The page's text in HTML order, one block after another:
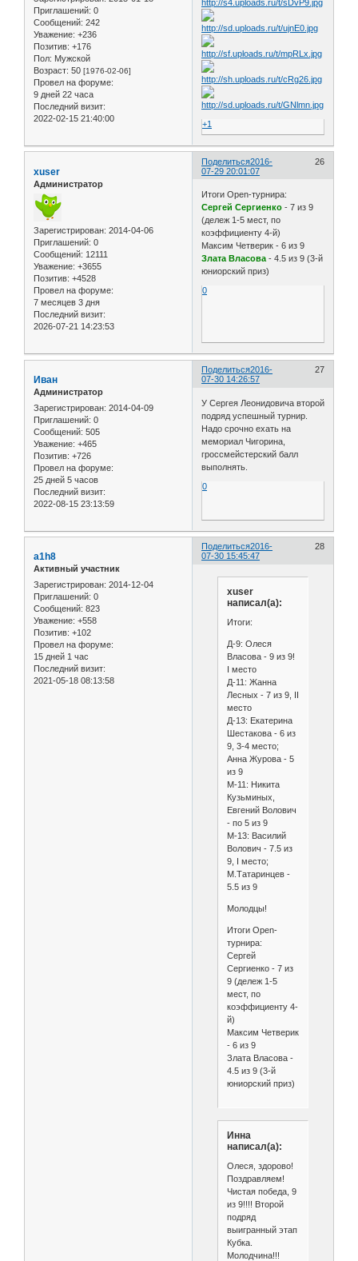
Приглашений: 0
Сообщений: 242
Уважение: +236
Позитив: +176
Пол: Мужской
Возраст: 50 [1976-02-06]
Провел на форуме:
9 дней 22 часа
Последний визит:
2022-02-15 21:40:00
+1
Поделиться 26
2016-
07-29 20:01:07
xuser
Администратор
Зарегистрирован: 2014-04-06
Приглашений: 0
Сообщений: 12111
Уважение: +3655
Позитив: +4528
Провел на форуме:
7 месяцев 3 дня
Последний визит:
2026-07-21 14:23:53
Итоги Open-турнира:
Сергей Сергиенко - 7 из 9
(дележ 1-5 мест, по
коэффициенту 4-й)
Максим Четверик - 6 из 9
Злата Власова - 4.5 из 9 (3-й
юниорский приз)
0
Поделиться 27
2016-
07-30 14:26:57
Иван
Администратор
Зарегистрирован: 2014-04-09
Приглашений: 0
Сообщений: 505
Уважение: +465
Позитив: +726
Провел на форуме:
25 дней 5 часов
Последний визит:
2022-08-15 23:13:59
У Сергея Леонидовича второй
подряд успешный турнир.
Надо срочно ехать на
мемориал Чигорина,
гроссмейстерский балл
выполнять.
0
Поделиться 28
2016-
07-30 15:45:47
a1h8
Активный участник
Зарегистрирован: 2014-12-04
Приглашений: 0
Сообщений: 823
Уважение: +558
Позитив: +102
Провел на форуме:
15 дней 1 час
Последний визит:
2021-05-18 08:13:58
xuser
написал(а):
Итоги:
Д-9: Олеся
Власова - 9 из 9!
I место
Д-11: Жанна
Лесных - 7 из 9, II
место
Д-13: Екатерина
Шестакова - 6 из
9, 3-4 место;
Анна Журова - 5
из 9
М-11: Никита
Кузьминых,
Евгений Волович
- по 5 из 9
М-13: Василий
Волович - 7.5 из
9, I место;
М.Татаринцев -
5.5 из 9
Молодцы!
Итоги Open-
турнира:
Сергей
Сергиенко - 7 из
9 (дележ 1-5
мест, по
коэффициенту 4-
й)
Максим Четверик
- 6 из 9
Злата Власова -
4.5 из 9 (3-й
юниорский приз)
Инна
написал(а):
Олеся, здорово!
Поздравляем!
Чистая победа, 9
из 9!!!! Второй
подряд
выигранный этап
Кубка.
Молодчина!!!